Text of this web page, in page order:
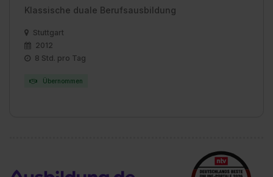
Klassische duale Berufsausbildung
Stuttgart
2012
8 Std. pro Tag
Übernommen